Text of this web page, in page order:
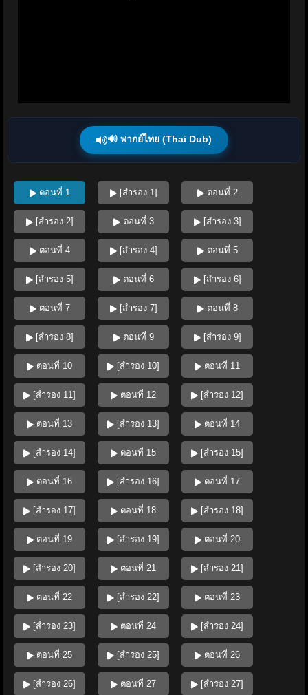
🔊 พากย์ไทย (Thai Dub)
ตอนที่ 1 [สำรอง 1] ตอนที่ 2
[สำรอง 2] ตอนที่ 3 [สำรอง 3]
ตอนที่ 4 [สำรอง 4] ตอนที่ 5
[สำรอง 5] ตอนที่ 6 [สำรอง 6]
ตอนที่ 7 [สำรอง 7] ตอนที่ 8
[สำรอง 8] ตอนที่ 9 [สำรอง 9]
ตอนที่ 10 [สำรอง 10] ตอนที่ 11
[สำรอง 11] ตอนที่ 12 [สำรอง 12]
ตอนที่ 13 [สำรอง 13] ตอนที่ 14
[สำรอง 14] ตอนที่ 15 [สำรอง 15]
ตอนที่ 16 [สำรอง 16] ตอนที่ 17
[สำรอง 17] ตอนที่ 18 [สำรอง 18]
ตอนที่ 19 [สำรอง 19] ตอนที่ 20
[สำรอง 20] ตอนที่ 21 [สำรอง 21]
ตอนที่ 22 [สำรอง 22] ตอนที่ 23
[สำรอง 23] ตอนที่ 24 [สำรอง 24]
ตอนที่ 25 [สำรอง 25] ตอนที่ 26
[สำรอง 26] ตอนที่ 27 [สำรอง 27]